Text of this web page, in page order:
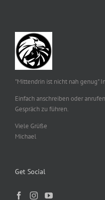
"Mittendrin ist nicht nah genug"
Einfach anschreiben oder
Gespräch zu führen.
Viele Grüße
Michael
Get Social